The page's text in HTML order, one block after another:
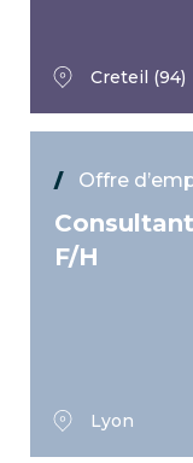
Creteil (94)
Offre
F/H
Lyon